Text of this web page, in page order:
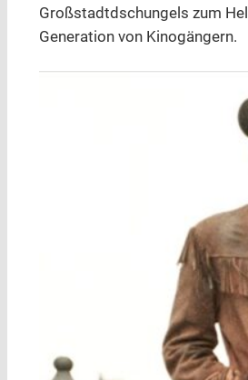
Großstadtdschungels zum
Generation von Kinogängern.